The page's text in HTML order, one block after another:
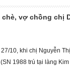
vợ chồng chị
10, khi chị Nguyễn
1988 trú tại làng